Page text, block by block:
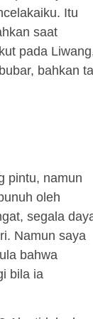
Itu
saat
pada
bahkan
pintu, namun
oleh
segala
Namun saya
bahwa
bila ia